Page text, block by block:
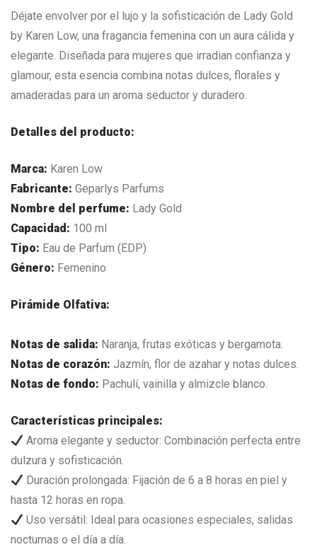
Déjate envolver por el lujo y la sofisticación de Lady Gold
by Karen Low, una fragancia femenina con un aura cálida y
elegante. Diseñada para mujeres que irradian confianza y
glamour, esta esencia combina notas dulces, florales y
amaderadas para un aroma seductor y duradero.
Detalles del producto:
Marca: Karen Low
Fabricante: Geparlys Parfums
Nombre del perfume: Lady Gold
Capacidad: 100 ml
Tipo: Eau de Parfum (EDP)
Género: Femenino
Pirámide Olfativa:
Notas de salida: Naranja, frutas exóticas y bergamota.
Notas de corazón: Jazmín, flor de azahar y notas dulces.
Notas de fondo: Pachulí, vainilla y almizcle blanco.
Características principales:
Aroma elegante y seductor: Combinación perfecta entre
dulzura y sofisticación.
Duración prolongada: Fijación de 6 a 8 horas en piel y
hasta 12 horas en ropa.
Uso versátil: Ideal para ocasiones especiales, salidas
nocturnas o el día a día.